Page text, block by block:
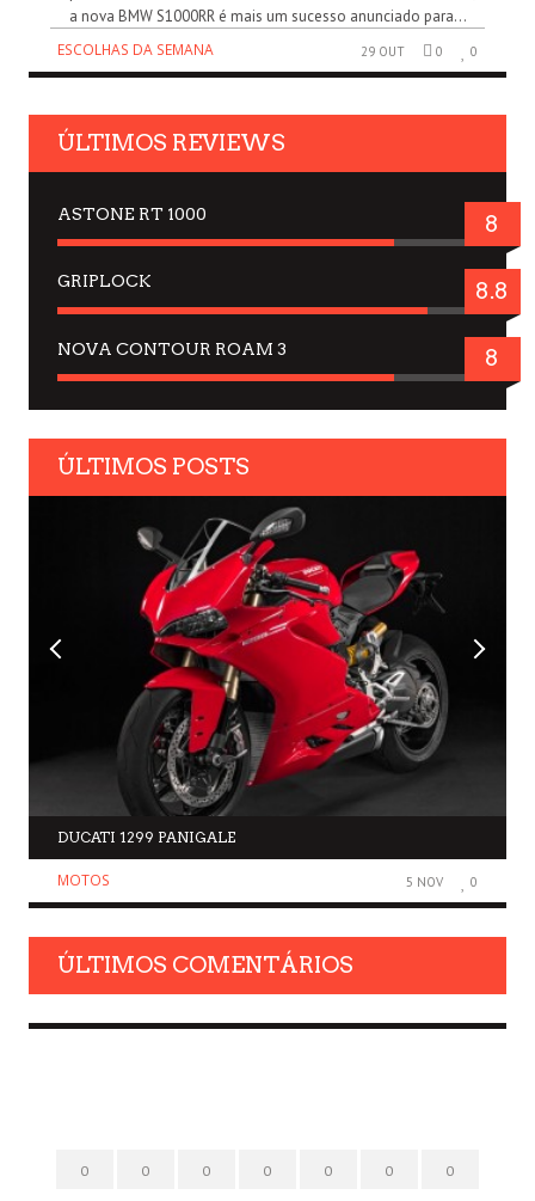
a nova BMW S1000RR é mais um sucesso anunciado para...
ESCOLHAS DA SEMANA
29 OUT 0 0
ÚLTIMOS REVIEWS
ASTONE RT 1000 8
GRIPLOCK 8.8
NOVA CONTOUR ROAM 3 8
ÚLTIMOS POSTS
DUCATI 1299 PANIGALE
MOTOS 5 NOV 0
ÚLTIMOS COMENTÁRIOS
0 0 0 0 0 0 0